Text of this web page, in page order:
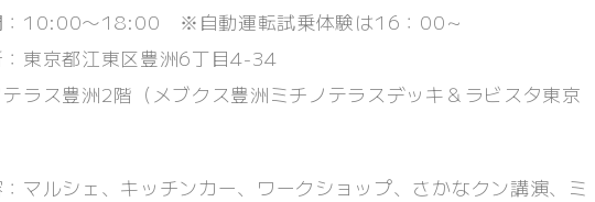
10:00〜18:00 ※自動運転試乗体験は16：00～
東京都江東区豊洲6丁目4-34
ラス豊洲2階（メブクス豊洲ミチノテラスデッキ＆ラビスタ東京
マルシェ、キッチンカー、ワークショップ、さかなクン講演、ミ